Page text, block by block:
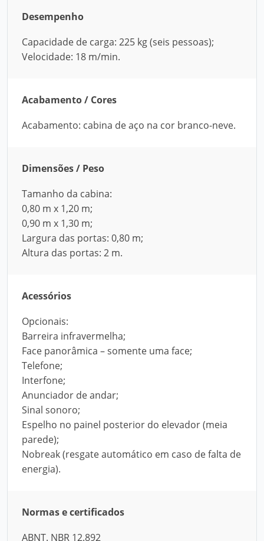
Desempenho
Capacidade de carga: 225 kg (seis pessoas);
Velocidade: 18 m/min.
Acabamento / Cores
Acabamento: cabina de aço na cor branco-neve.
Dimensões / Peso
Tamanho da cabina:
0,80 m x 1,20 m;
0,90 m x 1,30 m;
Largura das portas: 0,80 m;
Altura das portas: 2 m.
Acessórios
Opcionais:
Barreira infravermelha;
Face panorâmica – somente uma face;
Telefone;
Interfone;
Anunciador de andar;
Sinal sonoro;
Espelho no painel posterior do elevador (meia
parede);
Nobreak (resgate automático em caso de falta de
energia).
Normas e certificados
ABNT. NBR 12.892